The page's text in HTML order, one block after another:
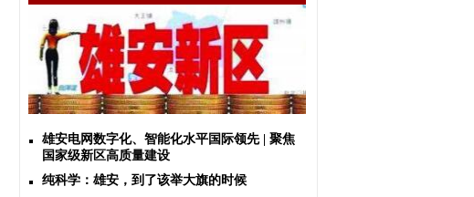
雄安电网数字化、智能化水平国际领先 | 聚焦
国家级新区高质量建设
纯科学：雄安，到了该举大旗的时候